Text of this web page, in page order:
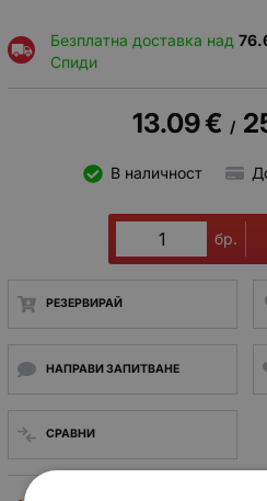
Безплатна доставка над
Спиди
13.09€ /
В наличност
бр.
РЕЗЕРВИРАЙ
НАПРАВИ ЗАПИТВАНЕ
СРАВНИ